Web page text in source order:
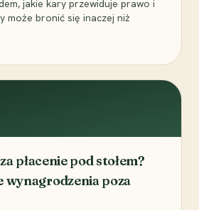
jakie kary przewiduje prawo i
może bronić się inaczej niż
płacenie pod stołem?
wynagrodzenia poza